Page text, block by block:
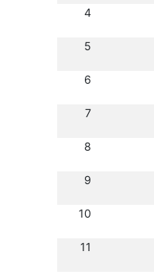
4
5
6
7
8
9
10
11